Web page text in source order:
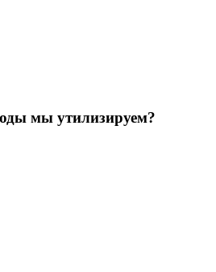
мы утилизируем?